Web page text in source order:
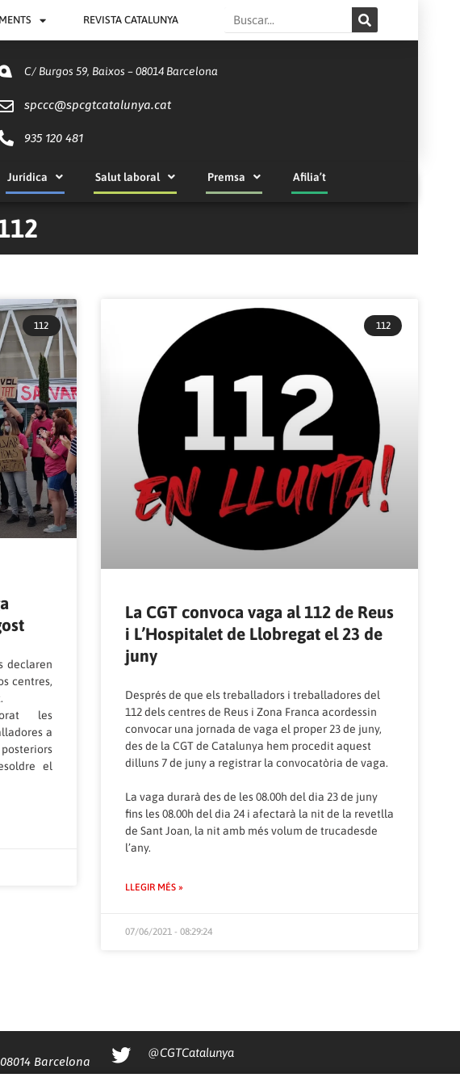
REVISTA CATALUNYA Search
C/ Burgos 59, Baixos – 08014 Barcelona
spccc@spcgtcatalunya.cat
935 120 481
Jurídica Salut laboral Premsa Afilia’t
112
declaren
centres,
les
a
el
112
La CGT convoca vaga al 112 de Reus
i L’Hospitalet de Llobregat el 23 de
juny
Després de que els treballadors i treballadores del
112 dels centres de Reus i Zona Franca acordessin
convocar una jornada de vaga el proper 23 de juny,
des de la CGT de Catalunya hem procedit aquest
dilluns 7 de juny a registrar la convocatòria de vaga.
La vaga durarà des de les 08.00h del dia 23 de juny
fins les 08.00h del dia 24 i afectarà la nit de la revetlla
de Sant Joan, la nit amb més volum de trucadesde
l’any.
LLEGIR MÉS »
07/06/2021 - 08:29:24
Barcelona
@CGTCatalunya